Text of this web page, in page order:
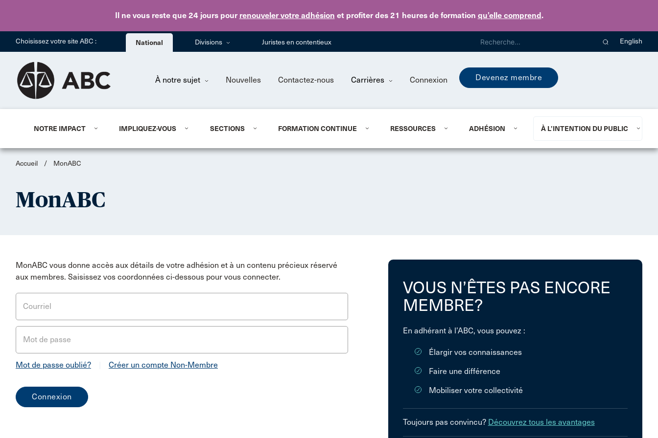
Il ne vous reste que 24 jourspour renouveler votre adhésion et profiter des 21 heures de formation qu’elle comprend.
Skip to main content
Choisissez votre site ABC : National Divisions Juristes en contentieux English
À notre sujet Nouvelles Contactez-nous Carrières Connexion Devenez membre
NOTRE IMPACT IMPLIQUEZ-VOUS SECTIONS FORMATION CONTINUE RESSOURCES ADHÉSION À L’INTENTION DU PUBLIC
Accueil / MonABC
MonABC
MonABC vous donne accès aux détails de votre adhésion et à un contenu précieux réservé
aux membres. Saisissez vos coordonnées ci-dessous pour vous connecter.
Courriel
Mot de passe
Mot de passe oublié? Créer un compte Non-Membre
VOUS N’ÊTES PAS ENCORE
MEMBRE?
En adhérant à l’ABC, vous pouvez :
Élargir vos connaissances
Faire une différence
Mobiliser votre collectivité
Toujours pas convincu? Découvrez tous les avantages